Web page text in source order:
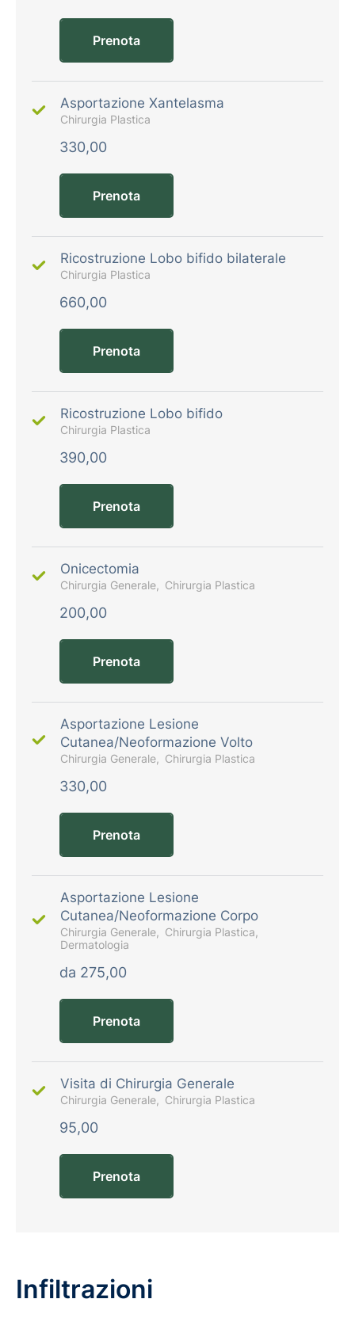
Prenota
Asportazione Xantelasma
Chirurgia Plastica
330,00
Prenota
Ricostruzione Lobo bifido bilaterale
Chirurgia Plastica
660,00
Prenota
Ricostruzione Lobo bifido
Chirurgia Plastica
390,00
Prenota
Onicectomia
Chirurgia Generale Chirurgia Plastica
200,00
Prenota
Asportazione Lesione
Cutanea/Neoformazione Volto
Chirurgia Generale Chirurgia Plastica
330,00
Prenota
Asportazione Lesione
Cutanea/Neoformazione Corpo
Chirurgia Generale
Chirurgia Plastica
Dermatologia
da 275,00
Prenota
Visita di Chirurgia Generale
Chirurgia Generale Chirurgia Plastica
95,00
Prenota
Infiltrazioni